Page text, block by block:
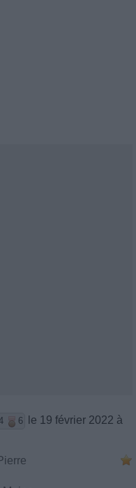
6
le 19 février 2022 à